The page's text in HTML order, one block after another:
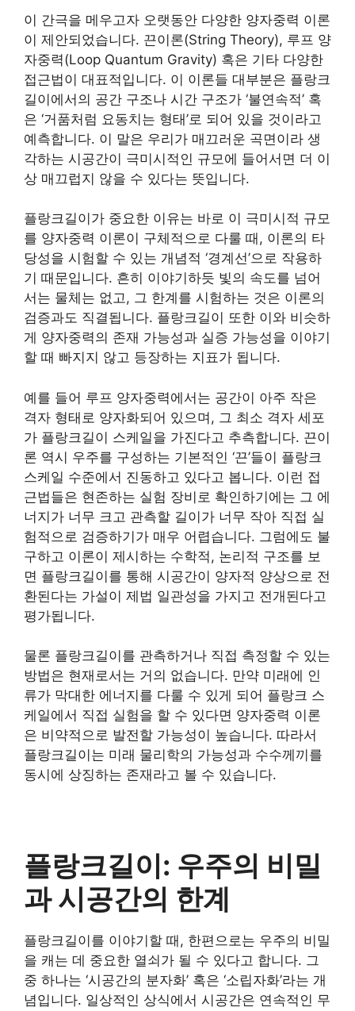
이 간극을 메우고자 오랫동안 다양한 양자중력 이론
이 제안되었습니다. 끈이론(String Theory), 루프 양
자중력(Loop Quantum Gravity) 혹은 기타 다양한
접근법이 대표적입니다. 이 이론들 대부분은 플랑크
길이에서의 공간 구조나 시간 구조가 ‘불연속적’ 혹
은 ‘거품처럼 요동치는 형태’로 되어 있을 것이라고
예측합니다. 이 말은 우리가 매끄러운 곡면이라 생
각하는 시공간이 극미시적인 규모에 들어서면 더 이
상 매끄럽지 않을 수 있다는 뜻입니다.
플랑크길이가 중요한 이유는 바로 이 극미시적 규모
를 양자중력 이론이 구체적으로 다룰 때, 이론의 타
당성을 시험할 수 있는 개념적 ‘경계선’으로 작용하
기 때문입니다. 흔히 이야기하듯 빛의 속도를 넘어
서는 물체는 없고, 그 한계를 시험하는 것은 이론의
검증과도 직결됩니다. 플랑크길이 또한 이와 비슷하
게 양자중력의 존재 가능성과 실증 가능성을 이야기
할 때 빠지지 않고 등장하는 지표가 됩니다.
예를 들어 루프 양자중력에서는 공간이 아주 작은
격자 형태로 양자화되어 있으며, 그 최소 격자 세포
가 플랑크길이 스케일을 가진다고 추측합니다. 끈이
론 역시 우주를 구성하는 기본적인 ‘끈’들이 플랑크
스케일 수준에서 진동하고 있다고 봅니다. 이런 접
근법들은 현존하는 실험 장비로 확인하기에는 그 에
너지가 너무 크고 관측할 길이가 너무 작아 직접 실
험적으로 검증하기가 매우 어렵습니다. 그럼에도 불
구하고 이론이 제시하는 수학적, 논리적 구조를 보
면 플랑크길이를 통해 시공간이 양자적 양상으로 전
환된다는 가설이 제법 일관성을 가지고 전개된다고
평가됩니다.
물론 플랑크길이를 관측하거나 직접 측정할 수 있는
방법은 현재로서는 거의 없습니다. 만약 미래에 인
류가 막대한 에너지를 다룰 수 있게 되어 플랑크 스
케일에서 직접 실험을 할 수 있다면 양자중력 이론
은 비약적으로 발전할 가능성이 높습니다. 따라서
플랑크길이는 미래 물리학의 가능성과 수수께끼를
동시에 상징하는 존재라고 볼 수 있습니다.
플랑크길이: 우주의 비밀
과 시공간의 한계
플랑크길이를 이야기할 때, 한편으로는 우주의 비밀
을 캐는 데 중요한 열쇠가 될 수 있다고 합니다. 그
중 하나는 ‘시공간의 분자화’ 혹은 ‘소립자화’라는 개
념입니다. 일상적인 상식에서 시공간은 연속적인 무